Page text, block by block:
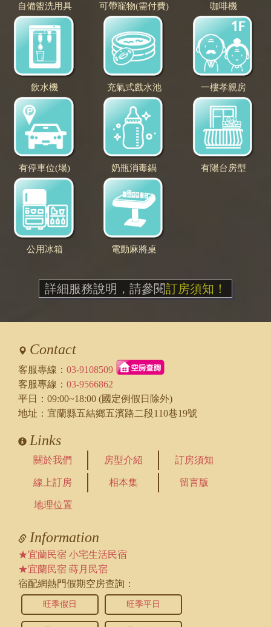
自備盥洗用具 可帶寵物(需付費) 咖啡機
飲水機 充氣式戲水池 一樓孝親房
有停車位(場) 奶瓶消毒鍋 有陽台房型
公用冰箱 電動麻將桌
詳細服務說明，請參閱訂房須知！
Contact
客服專線： 03-9108509
客服專線： 03-9566862
平日：09:00~18:00 (國定例假日除外)
地址：宜蘭縣五結鄉五濱路二段110巷19號
Links
關於我們 房型介紹 訂房須知
線上訂房 相本集 留言版
地理位置
Information
★宜蘭民宿 小宅生活民宿
★宜蘭民宿 蒔月民宿
宿配網熱門假期空房查詢：
旺季假日 旺季平日